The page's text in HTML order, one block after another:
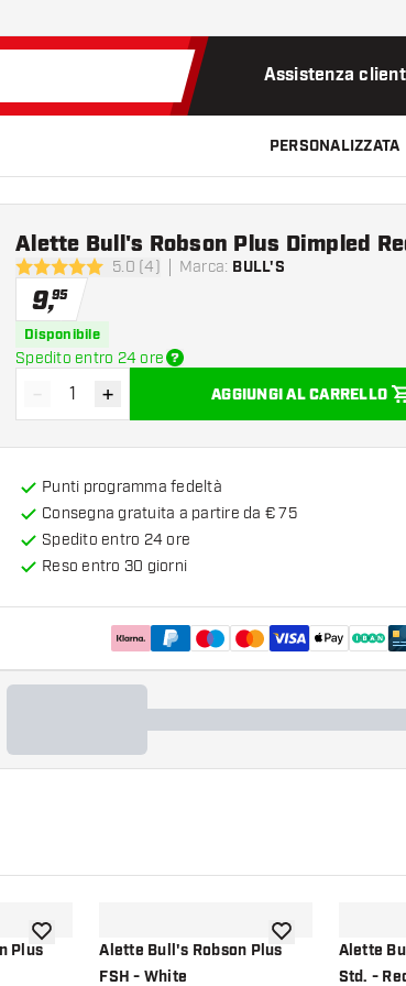
Assistenza
PERSONALIZZATA
5 stelle di valutazione
5.0 (4) Marca: BULL'S
Alette Bull's Robson Plus Dimpled
9,95
Disponibile
Spedito entro 24 ore
Diminuisci quantità
- Aumenta quantità
+ AGGIUNGI AL CARRELLO
Punti programma fedeltà
Consegna gratuita a partire da € 75
Spedito entro 24 ore
Reso entro 30 giorni
Plusaggiungi alla lista dei desideri
Alette Bull's Robson Plus
FSH - White
aggiungi alla lista
Alette
Std. -